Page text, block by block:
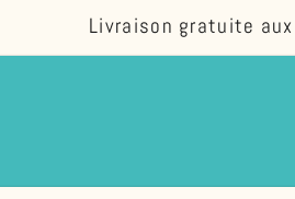
Livraison gratuite aux